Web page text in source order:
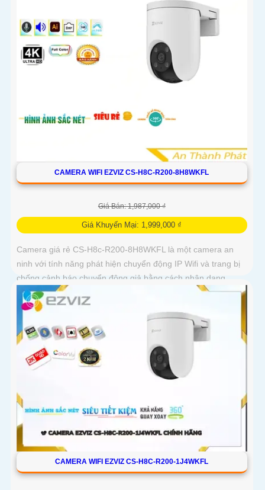
CAMERA WIFI EZVIZ CS-H8C-R200-8H8WKFL
Giá Bán: 1,987,000 ₫
Giá Khuyến Mại: 1,999,000 ₫
Camera giá rẻ CS-H8c-R200-8H8WKFL là một camera an
ninh với tính năng phát hiện chuyển động IP Wifi và trang bị
chống cảnh báo chuyển động giả bằng cách nhận dạng
người camera còn được trang bị chống ngược sáng DWDR
công nghệ giám sát ban đêm Full Color 20m camera có thiết
kế nhỏ gọn xoay 360 độ và có khe cắm thẻ nhớ Micro SD
512GB với khả năng thu âm và phát âm thanh to rõ
CAMERA WIFI EZVIZ CS-H8C-R200-1J4WKFL